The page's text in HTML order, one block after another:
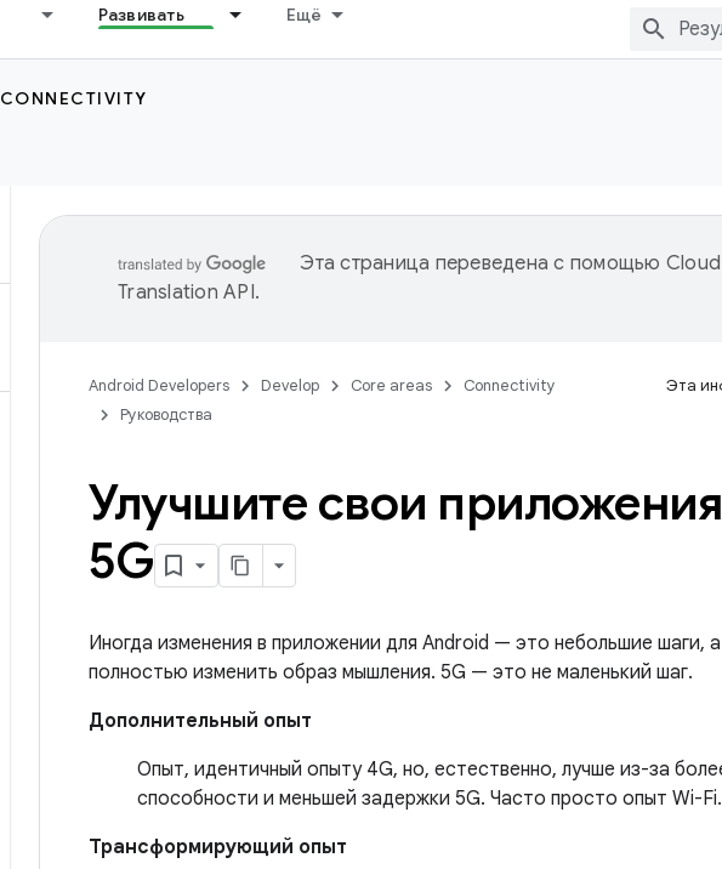
Развивать Ещё
CONNECTIVITY
Эта страница переведена с помощью Cloud
Translation API.
Android Developers Develop Core areas
Connectivity
Руководства
Эта
Улучшите свои
5G
Иногда изменения в приложении для Android — это небольшие шаги,
полностью изменить образ мышления. 5G — это не маленький шаг.
Дополнительный опыт
Опыт, идентичный опыту 4G, но, естественно, лучше из-за
способности и меньшей задержки 5G. Часто просто опыт Wi-Fi.
Трансформирующий опыт